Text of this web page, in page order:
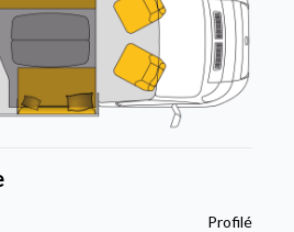
Profilé